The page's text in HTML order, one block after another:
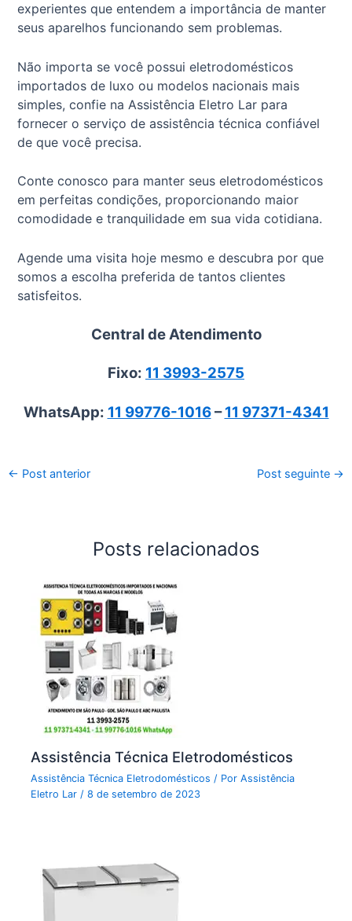
experientes que entendem a importância de manter
seus aparelhos funcionando sem problemas.
Não importa se você possui eletrodomésticos
importados de luxo ou modelos nacionais mais
simples, confie na Assistência Eletro Lar para
fornecer o serviço de assistência técnica confiável
de que você precisa.
Conte conosco para manter seus eletrodomésticos
em perfeitas condições, proporcionando maior
comodidade e tranquilidade em sua vida cotidiana.
Agende uma visita hoje mesmo e descubra por que
somos a escolha preferida de tantos clientes
satisfeitos.
Central de Atendimento
Fixo: 11 3993-2575
WhatsApp: 11 99776-1016–11 97371-4341
← Post anterior Post seguinte →
Posts relacionados
Assistência Técnica Eletrodomésticos
Assistência Técnica Eletrodomésticos / PorAssistência
Eletro Lar /8 de setembro de 2023